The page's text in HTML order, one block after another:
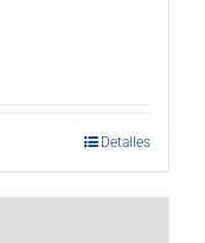
Detalles